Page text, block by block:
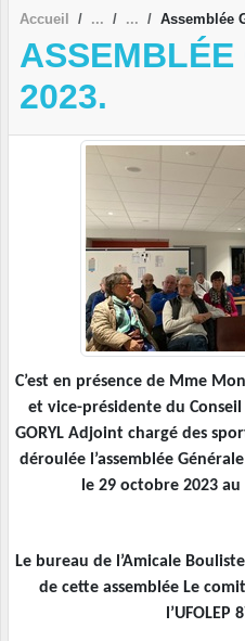
Accueil Assemblée
2023.
C’est en présence de Mme
et vice-présidente du
GORYL Adjoint chargé des
déroulée l’assemblée
le 29 octobre 2023
Le bureau de l’Amicale
de cette assemblée Le
l’UFOLEP